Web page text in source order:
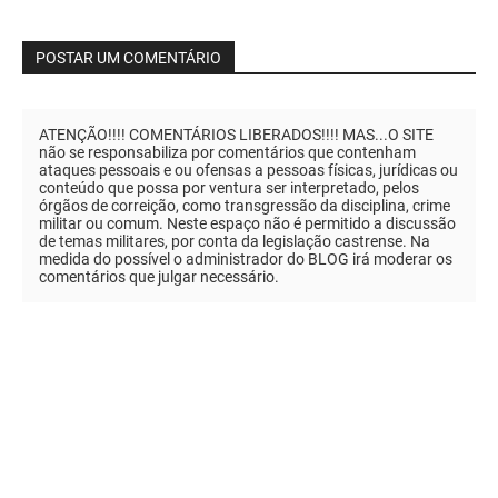
POSTAR UM COMENTÁRIO
ATENÇÃO!!!! COMENTÁRIOS LIBERADOS!!!! MAS...O SITE
não se responsabiliza por comentários que contenham
ataques pessoais e ou ofensas a pessoas físicas, jurídicas ou
conteúdo que possa por ventura ser interpretado, pelos
órgãos de correição, como transgressão da disciplina, crime
militar ou comum. Neste espaço não é permitido a discussão
de temas militares, por conta da legislação castrense. Na
medida do possível o administrador do BLOG irá moderar os
comentários que julgar necessário.